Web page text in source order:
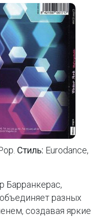
Стиль: Eurodance,
Барранкерас,
разных
создавая яркие